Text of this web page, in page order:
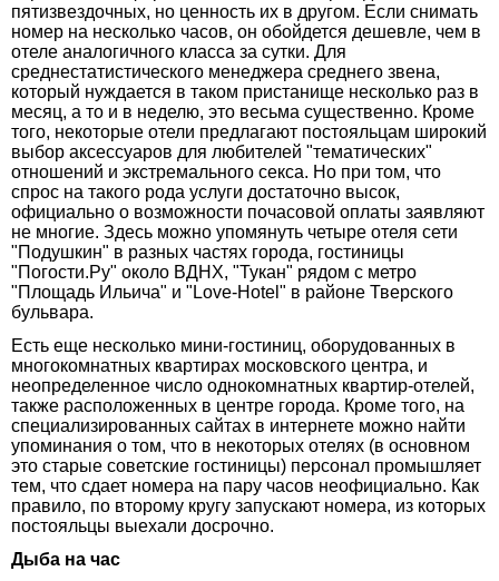
пятизвездочных, но ценность их в другом. Если снимать
номер на несколько часов, он обойдется дешевле, чем в
отеле аналогичного класса за сутки. Для
среднестатистического менеджера среднего звена,
который нуждается в таком пристанище несколько раз в
месяц, а то и в неделю, это весьма существенно. Кроме
того, некоторые отели предлагают постояльцам широкий
выбор аксессуаров для любителей "тематических"
отношений и экстремального секса. Но при том, что
спрос на такого рода услуги достаточно высок,
официально о возможности почасовой оплаты заявляют
не многие. Здесь можно упомянуть четыре отеля сети
"Подушкин" в разных частях города, гостиницы
"Погости.Ру" около ВДНХ, "Тукан" рядом с метро
"Площадь Ильича" и "Love-Hotel" в районе Тверского
бульвара.
Есть еще несколько мини-гостиниц, оборудованных в
многокомнатных квартирах московского центра, и
неопределенное число однокомнатных квартир-отелей,
также расположенных в центре города. Кроме того, на
специализированных сайтах в интернете можно найти
упоминания о том, что в некоторых отелях (в основном
это старые советские гостиницы) персонал промышляет
тем, что сдает номера на пару часов неофициально. Как
правило, по второму кругу запускают номера, из которых
постояльцы выехали досрочно.
Дыба на час